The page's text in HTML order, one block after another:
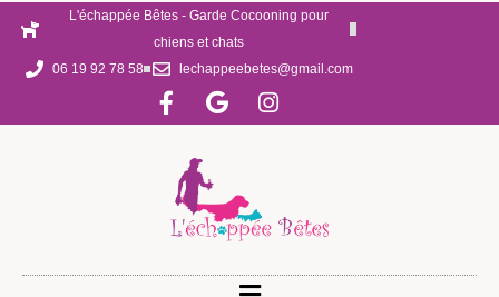
L'échappée Bêtes - Garde Cocooning pour
chiens et chats
06 19 92 78 58
lechappeebetes@gmail.com